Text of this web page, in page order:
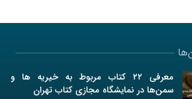
معرفی ۲۲ کتاب مربوط به خیریه ها و
سمن‌ها در نمایشگاه مجازی کتاب تهران